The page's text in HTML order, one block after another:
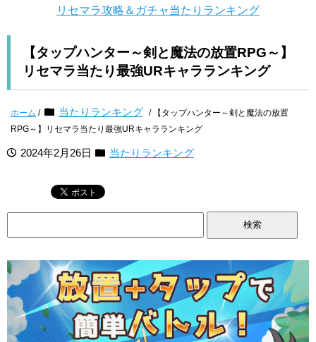
リセマラ攻略＆ガチャ当たりランキング
【タップハンター～剣と魔法の放置RPG～】
リセマラ当たり最強URキャラランキング
ホーム / 当たりランキング / 【タップハンター～剣と魔法の放置
RPG～】リセマラ当たり最強URキャラランキング
2024年2月26日 当たりランキング